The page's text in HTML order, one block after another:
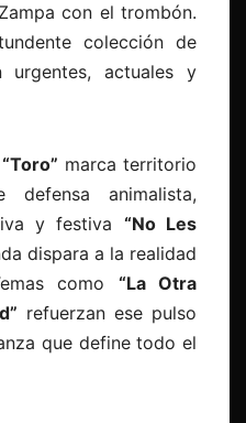
con el trombón.
colección de
urgentes, actuales y
“Toro” marca territorio
defensa animalista,
y festiva “No Les
dispara a la realidad
como “La Otra
refuerzan ese pulso
que define todo el